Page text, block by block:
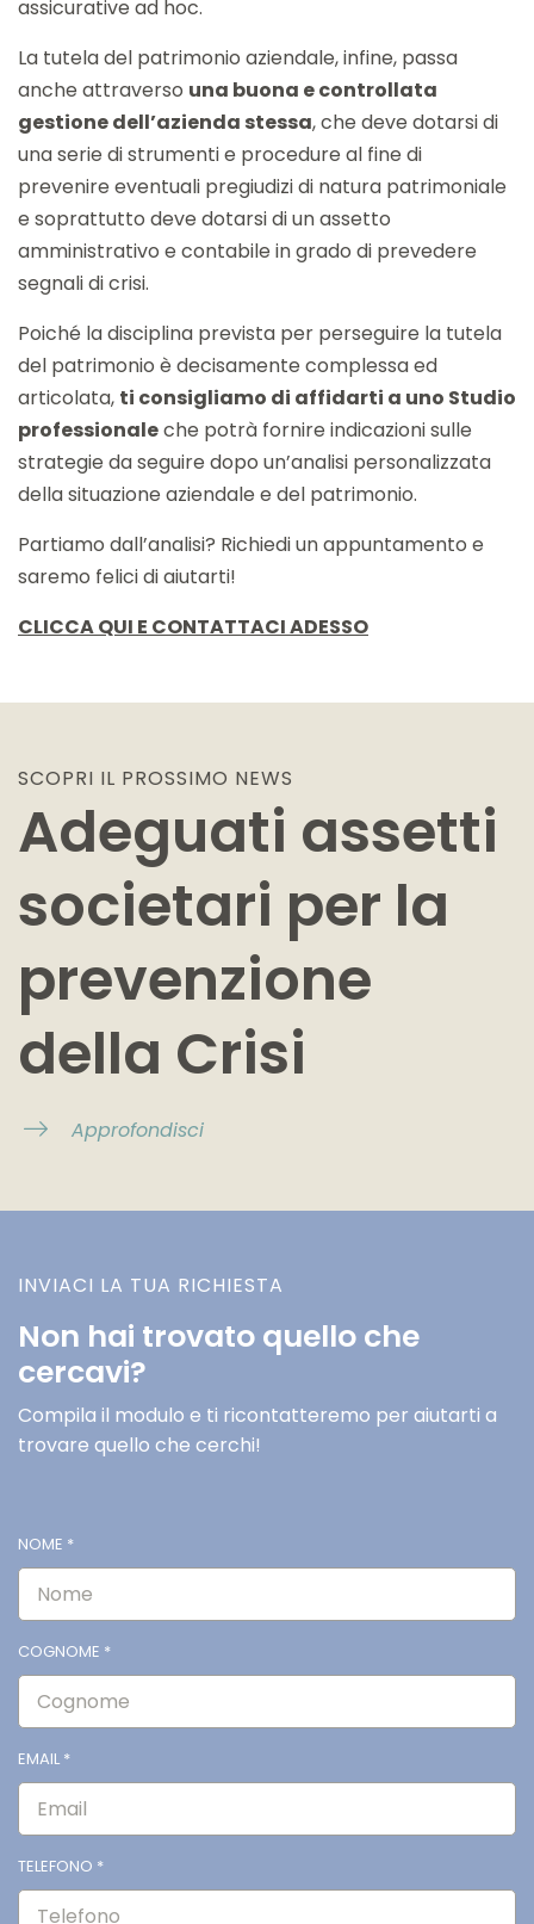
assicurative ad hoc.
La tutela del patrimonio aziendale, infine, passa
anche attraverso una buona e controllata
gestione dell’azienda stessa, che deve dotarsi di
una serie di strumenti e procedure al fine di
prevenire eventuali pregiudizi di natura patrimoniale
e soprattutto deve dotarsi di un assetto
amministrativo e contabile in grado di prevedere
segnali di crisi.
Poiché la disciplina prevista per perseguire la tutela
del patrimonio è decisamente complessa ed
articolata, ti consigliamo di affidarti a uno Studio
professionaleche potrà fornire indicazioni sulle
strategie da seguire dopo un’analisi personalizzata
della situazione aziendale e del patrimonio.
Partiamo dall’analisi? Richiedi un appuntamento e
saremo felici di aiutarti!
CLICCA QUI E CONTATTACI ADESSO
SCOPRI IL PROSSIMO NEWS
Adeguati assetti
societari per la
prevenzione
della Crisi
Approfondisci
INVIACI LA TUA RICHIESTA
Non hai trovato quello che
cercavi?
Compila il modulo e ti ricontatteremo per aiutarti a
trovare quello che cerchi!
NOME *
COGNOME *
EMAIL *
TELEFONO *